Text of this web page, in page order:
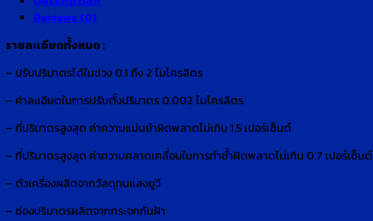
Reviews (0)
รายละเอียดทั้งหมด :
– ปรับปริมาตรได้ในช่วง 0.1 ถึง 2 ไมโครลิตร
– ค่าละเอียดในการปรับตั้งปริมาตร 0.002 ไมโครลิตร
– ที่ปริมาตรสูงสุด ค่าความแม่นยำผิดพลาดไม่เกิน 1.5 เปอร์เซ็นต์
– ที่ปริมาตรสูงสุด ค่าความคลาดเคลื่อนในการทำซ้ำผิดพลาดไม่เกิน 0.7 เปอร์เซ็นต์
– ตัวเครื่องผลิตจากวัสดุทนแสงยูวี
– ช่องปริมาตรผลิตจากกระจกกันฝ้า